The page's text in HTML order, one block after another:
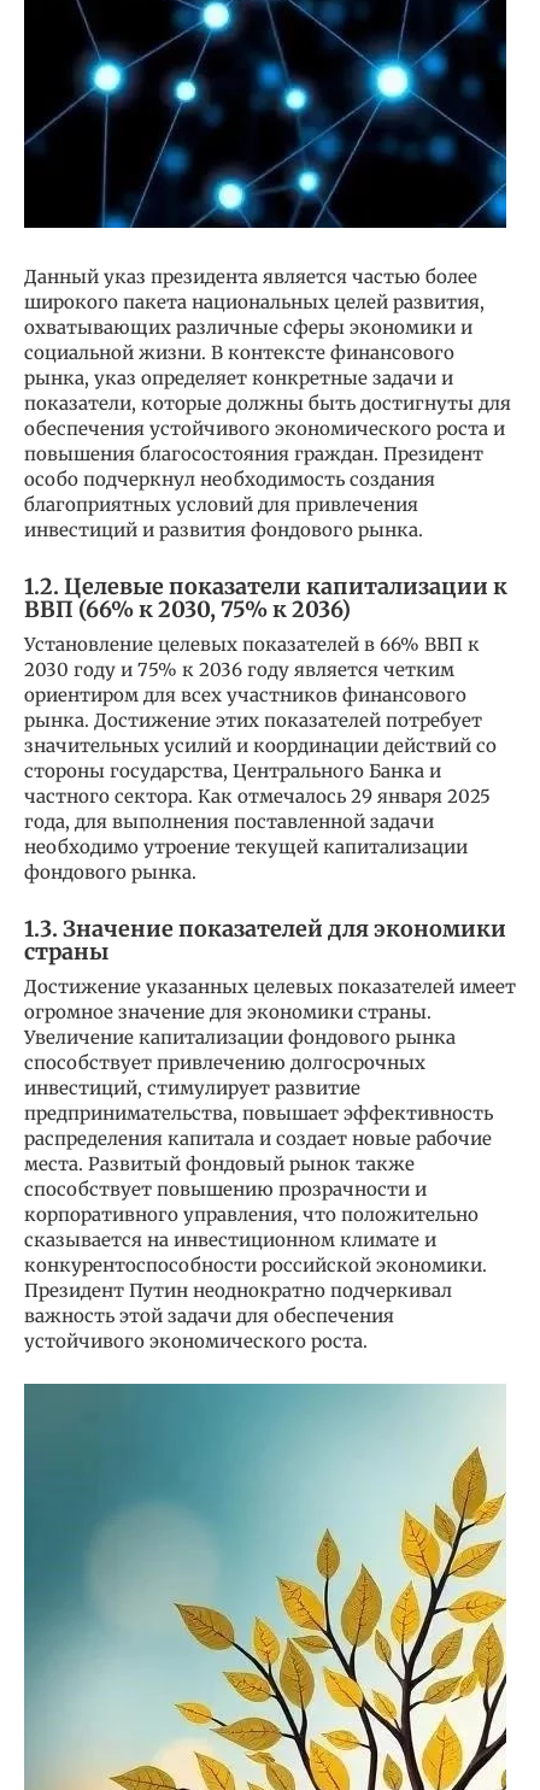
Данный указ президента является частью более
широкого пакета национальных целей развития,
охватывающих различные сферы экономики и
социальной жизни. В контексте финансового
рынка, указ определяет конкретные задачи и
показатели, которые должны быть достигнуты для
обеспечения устойчивого экономического роста и
повышения благосостояния граждан. Президент
особо подчеркнул необходимость создания
благоприятных условий для привлечения
инвестиций и развития фондового рынка.
1.2. Целевые показатели капитализации к
ВВП (66% к 2030, 75% к 2036)
Установление целевых показателей в 66% ВВП к
2030 году и 75% к 2036 году является четким
ориентиром для всех участников финансового
рынка. Достижение этих показателей потребует
значительных усилий и координации действий со
стороны государства, Центрального Банка и
частного сектора. Как отмечалось 29 января 2025
года, для выполнения поставленной задачи
необходимо утроение текущей капитализации
фондового рынка.
1.3. Значение показателей для экономики
страны
Достижение указанных целевых показателей имеет
огромное значение для экономики страны.
Увеличение капитализации фондового рынка
способствует привлечению долгосрочных
инвестиций, стимулирует развитие
предпринимательства, повышает эффективность
распределения капитала и создает новые рабочие
места. Развитый фондовый рынок также
способствует повышению прозрачности и
корпоративного управления, что положительно
сказывается на инвестиционном климате и
конкурентоспособности российской экономики.
Президент Путин неоднократно подчеркивал
важность этой задачи для обеспечения
устойчивого экономического роста.